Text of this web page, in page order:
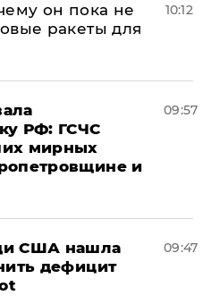
он пока не
ракеты для
10:12
РФ: ГСЧС
мирных
и
09:57
США нашла
дефицит
09:47